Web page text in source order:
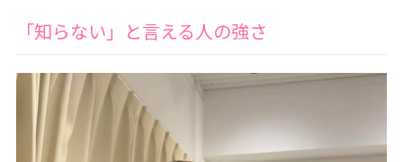
「知らない」と言える人の強さ